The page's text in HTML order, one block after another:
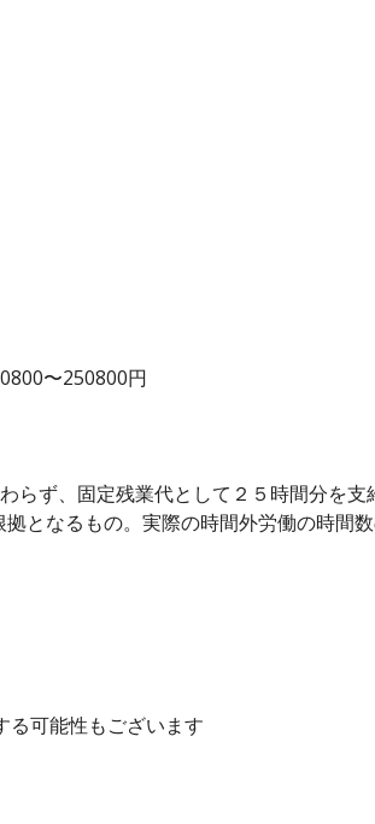
〜250800円
らず、固定残業代として２５時間分を
となるもの。実際の時間外労働の時間
る可能性もございます